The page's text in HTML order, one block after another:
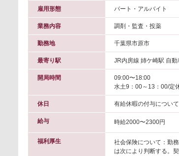
雇用形態 パート・アルバイト
業務内容 調剤・監査・投薬
勤務地 千葉県市原市
最寄り駅 JR内房線 姉ケ崎駅 自
開局時間
09:00〜18:00
水土9：00～13：00/定
休日 有給休暇の付与につい
給与 時給2000〜2300円
福利厚生
社会保険について：勤
は次により判断する。